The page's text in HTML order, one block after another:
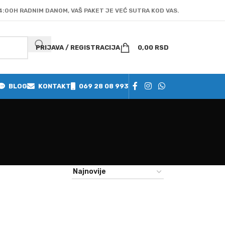
RADNIM DANOM, VAŠ PAKET JE VEĆ SUTRA KOD VAS.
PRIJAVA / REGISTRACIJA 0,00 RSD
BLOG KONTAKT 069 28 08 993